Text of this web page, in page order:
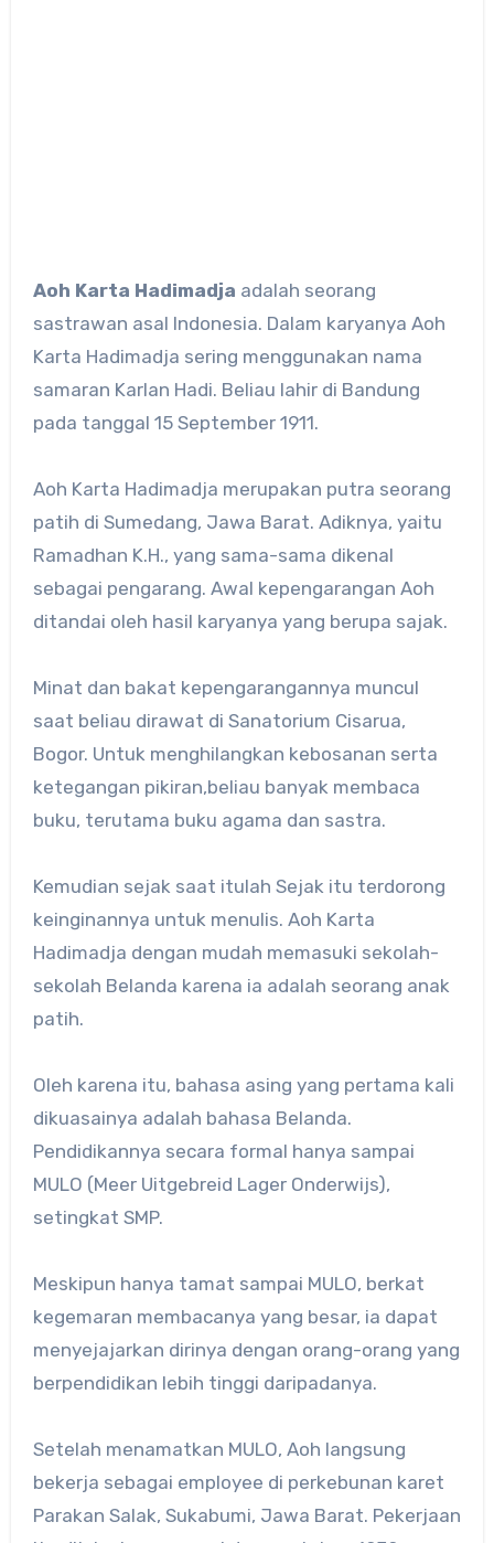
Aoh Karta Hadimadja adalah seorang
sastrawan asal Indonesia. Dalam karyanya Aoh
Karta Hadimadja sering menggunakan nama
samaran Karlan Hadi. Beliau lahir di Bandung
pada tanggal 15 September 1911.
Aoh Karta Hadimadja merupakan putra seorang
patih di Sumedang, Jawa Barat. Adiknya, yaitu
Ramadhan K.H., yang sama-sama dikenal
sebagai pengarang. Awal kepengarangan Aoh
ditandai oleh hasil karyanya yang berupa sajak.
Minat dan bakat kepengarangannya muncul
saat beliau dirawat di Sanatorium Cisarua,
Bogor. Untuk menghilangkan kebosanan serta
ketegangan pikiran,beliau banyak membaca
buku, terutama buku agama dan sastra.
Kemudian sejak saat itulah Sejak itu terdorong
keinginannya untuk menulis. Aoh Karta
Hadimadja dengan mudah memasuki sekolah-
sekolah Belanda karena ia adalah seorang anak
patih.
Oleh karena itu, bahasa asing yang pertama kali
dikuasainya adalah bahasa Belanda.
Pendidikannya secara formal hanya sampai
MULO (Meer Uitgebreid Lager Onderwijs),
setingkat SMP.
Meskipun hanya tamat sampai MULO, berkat
kegemaran membacanya yang besar, ia dapat
menyejajarkan dirinya dengan orang-orang yang
berpendidikan lebih tinggi daripadanya.
Setelah menamatkan MULO, Aoh langsung
bekerja sebagai employee di perkebunan karet
Parakan Salak, Sukabumi, Jawa Barat. Pekerjaan